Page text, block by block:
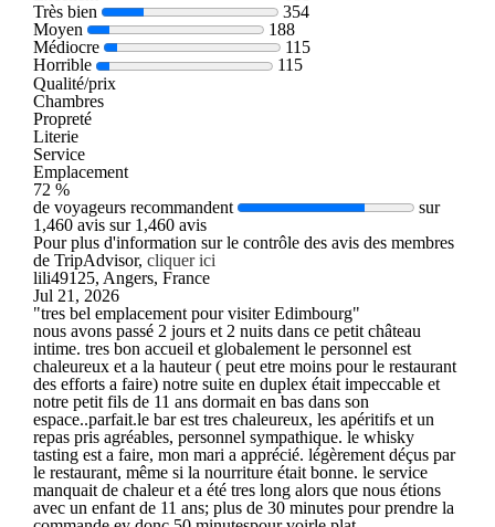
Très bien
354
Moyen
188
Médiocre
115
Horrible
115
Qualité/prix
Chambres
Propreté
Literie
Service
Emplacement
72 %
de voyageurs recommandent
sur
1,460 avis sur 1,460 avis
Pour plus d'information sur le contrôle des avis des membres
de TripAdvisor, cliquer ici
lili49125, Angers, France
Jul 21, 2026
"tres bel emplacement pour visiter Edimbourg"
nous avons passé 2 jours et 2 nuits dans ce petit château
intime. tres bon accueil et globalement le personnel est
chaleureux et a la hauteur ( peut etre moins pour le restaurant
des efforts a faire) notre suite en duplex était impeccable et
notre petit fils de 11 ans dormait en bas dans son
espace..parfait.le bar est tres chaleureux, les apéritifs et un
repas pris agréables, personnel sympathique. le whisky
tasting est a faire, mon mari a apprécié. légèrement déçus par
le restaurant, même si la nourriture était bonne. le service
manquait de chaleur et a été tres long alors que nous étions
avec un enfant de 11 ans; plus de 30 minutes pour prendre la